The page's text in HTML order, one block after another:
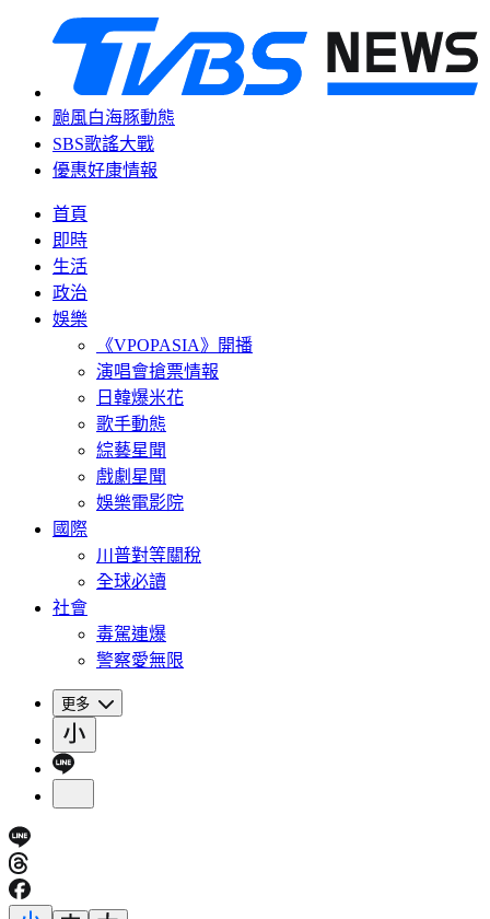
颱風白海豚動態
SBS歌謠大戰
優惠好康情報
首頁
即時
生活
政治
娛樂
《VPOPASIA》開播
演唱會搶票情報
日韓爆米花
歌手動態
綜藝星聞
戲劇星聞
娛樂電影院
國際
川普對等關稅
全球必讀
社會
毒駕連爆
警察愛無限
更多